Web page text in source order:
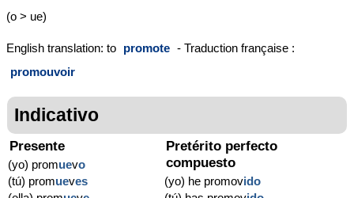
(o > ue)
English translation: to promote - Traduction française :
promouvoir
Indicativo
Presente
(yo) promuevo
(tú) promueves
Pretérito perfecto
compuesto
(yo) he promovido